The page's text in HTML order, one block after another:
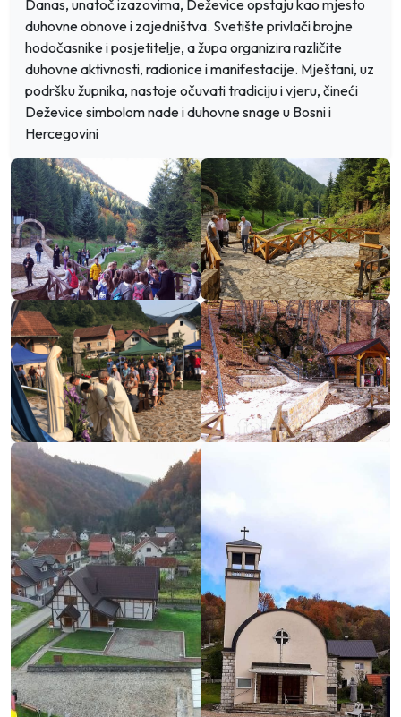
Danas, unatoč izazovima, Deževice opstaju kao mjesto
duhovne obnove i zajedništva. Svetište privlači brojne
hodočasnike i posjetitelje, a župa organizira različite
duhovne aktivnosti, radionice i manifestacije. Mještani, uz
podršku župnika, nastoje očuvati tradiciju i vjeru, čineći
Deževice simbolom nade i duhovne snage u Bosni i
Hercegovini